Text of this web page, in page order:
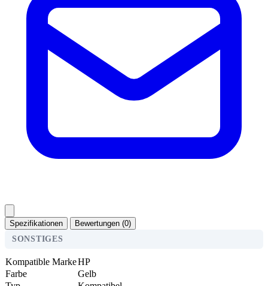
Spezifikationen
Bewertungen (0)
SONSTIGES
Kompatible MarkeHP
Farbe
Gelb